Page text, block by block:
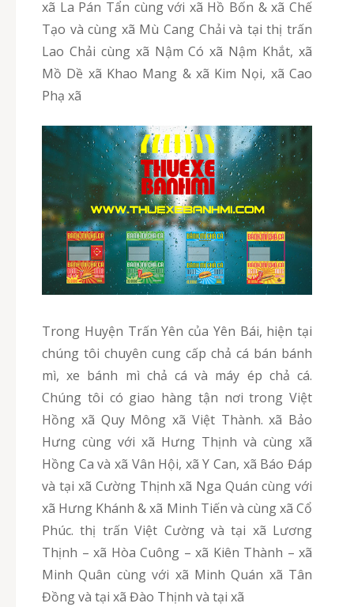
xã La Pán Tẩn cùng với xã Hồ Bốn & xã Chế
Tạo và cùng xã Mù Cang Chải và tại thị trấn
Lao Chải cùng xã Nậm Có xã Nậm Khắt, xã
Mồ Dề xã Khao Mang & xã Kim Nọi, xã Cao
Phạ xã
Trong Huyện Trấn Yên của Yên Bái, hiện tại
chúng tôi chuyên cung cấp chả cá bán bánh
mì, xe bánh mì chả cá và máy ép chả cá.
Chúng tôi có giao hàng tận nơi trong Việt
Hồng xã Quy Mông xã Việt Thành. xã Bảo
Hưng cùng với xã Hưng Thịnh và cùng xã
Hồng Ca và xã Vân Hội, xã Y Can, xã Báo Đáp
và tại xã Cường Thịnh xã Nga Quán cùng với
xã Hưng Khánh & xã Minh Tiến và cùng xã Cổ
Phúc. thị trấn Việt Cường và tại xã Lương
Thịnh – xã Hòa Cuông – xã Kiên Thành – xã
Minh Quân cùng với xã Minh Quán xã Tân
Đồng và tại xã Đào Thịnh và tại xã